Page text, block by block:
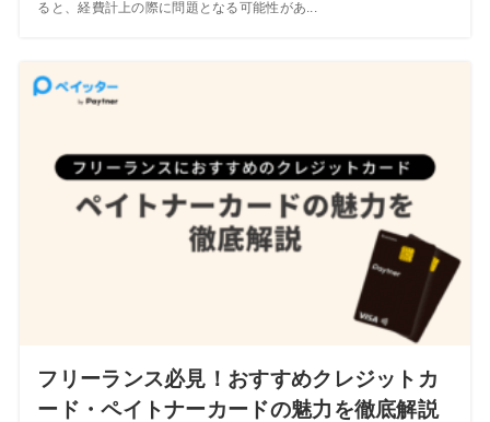
ると、経費計上の際に問題となる可能性があ...
フリーランス必見！おすすめクレジットカ
ード・ペイトナーカードの魅力を徹底解説